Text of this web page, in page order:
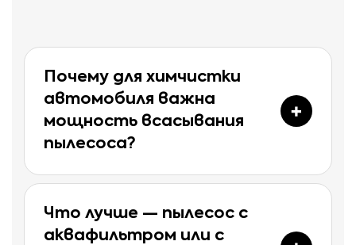
Почему для химчистки
автомобиля важна
мощность всасывания
пылесоса?
Что лучше — пылесос с
аквафильтром или с